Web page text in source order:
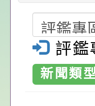
置課
畫」
請，請
減碳
桃園
年度
祝活
轉知
員退
「
市
評鑑
新聞類